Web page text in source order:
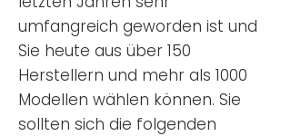
umfangreich geworden ist und
Sie heute aus über 150
Herstellern und mehr als 1000
Modellen wählen können. Sie
sollten sich die folgenden